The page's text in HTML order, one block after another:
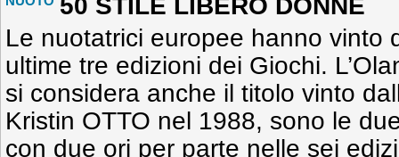
50 STILE LIBERO DONNE
Le nuotatrici europee hanno vinto
ultime tre edizioni dei Giochi.
si considera anche il titolo vinto
Kristin OTTO nel 1988, sono le
con due ori per parte nelle sei